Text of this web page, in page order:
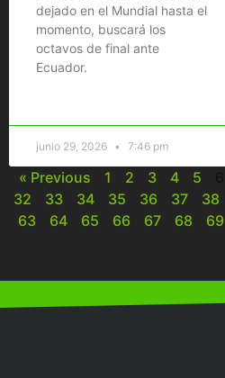
dejado en el Mundial hasta el
momento, buscará los
octavos de final ante
Ecuador.
junio 29, 2026 7:46 pm
« Previous 1 2 3 4 5 6
32
33 34 35 36 37 38
63
64 65 66 67 68 69